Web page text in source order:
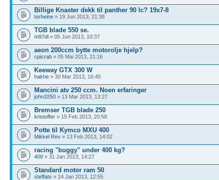
Billige Knaster dekk til panther 90 lc? 19x7-8
torheine » 19 Jun 2013, 21:38
TGB blade 550 se.
m97dl » 05 Jun 2013, 10:37
aeon 200ccm bytte motorolje hjelp?
cpicrab » 05 Mai 2013, 21:16
Keeway GTX 300 W
hakhe » 30 Mar 2013, 16:45
Mancini atv 250 ccm. Noen erfaringer
john3250 » 13 Mar 2013, 13:27
Bremser TGB blade 250
kristoffer » 15 Feb 2013, 20:58
Potte til Kymco MXU 400
Mikkel Rev » 13 Feb 2013, 14:02
racing "buggy" under 400 kg?
400 » 31 Jan 2013, 14:27
Standard motor ram 50
steffatv » 14 Jan 2013, 12:55